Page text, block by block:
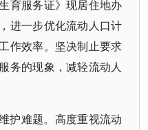
育服务证》现居住地办
进一步优化流动人口计
作效率。坚决制止要求
务的现象，减轻流动人
护难题。高度重视流动